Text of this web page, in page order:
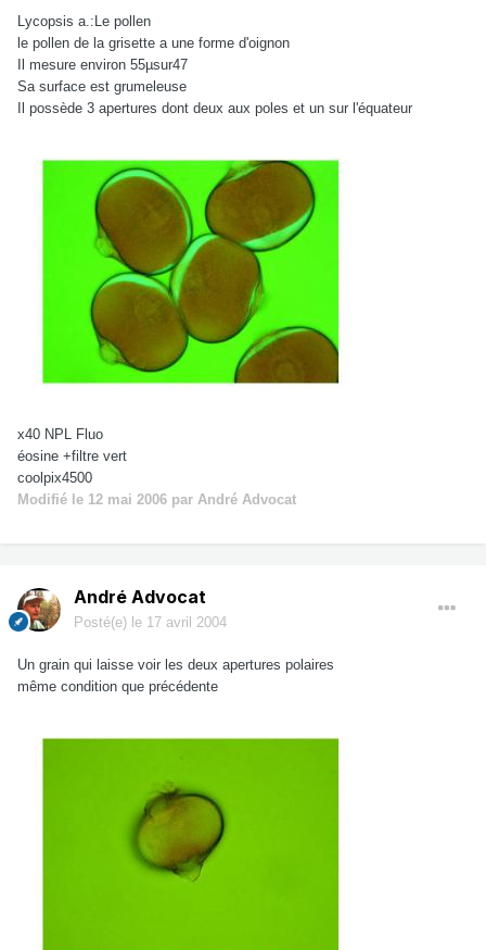
Lycopsis a.:Le pollen
le pollen de la grisette a une forme d'oignon
Il mesure environ 55µsur47
Sa surface est grumeleuse
Il possède 3 apertures dont deux aux poles et un sur l'équateur
x40 NPL Fluo
éosine +filtre vert
coolpix4500
Modifié le 12 mai 2006 par André Advocat
André Advocat
Posté(e) le 17 avril 2004
Un grain qui laisse voir les deux apertures polaires
même condition que précédente